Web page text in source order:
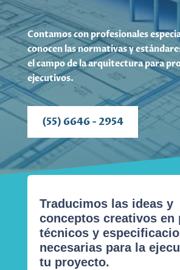
Contamos con profesionales
conocen las normativas y
el campo de la arquitectura para
ejecutivos.
(55) 6646 - 2954
Traducimos las ideas y
conceptos creativos en
técnicos y
necesarias para la
tu proyecto.